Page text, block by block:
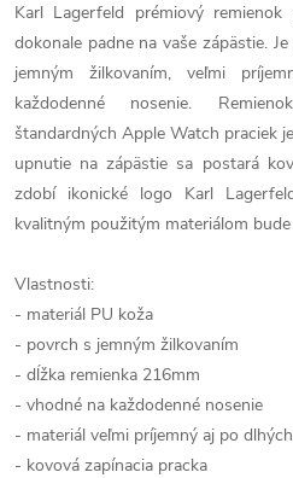
Karl Lagerfeld prémiový
dokonale padne na vaše zápästie.
jemným žilkovaním, veľmi
každodenné nosenie.
štandardných Apple Watch praciek
upnutie na zápästie sa postará
zdobí ikonické logo Karl
kvalitným použitým materiálom
Vlastnosti:
- materiál PU koža
- povrch s jemným žilkovaním
- dĺžka remienka 216mm
- vhodné na každodenné nosenie
- materiál veľmi príjemný aj po
- kovová zapínacia pracka